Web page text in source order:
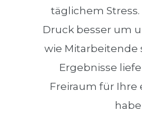
täglichem Stress.
Druck besser um
wie Mitarbeitende
Ergebnisse
Freiraum für Ihre